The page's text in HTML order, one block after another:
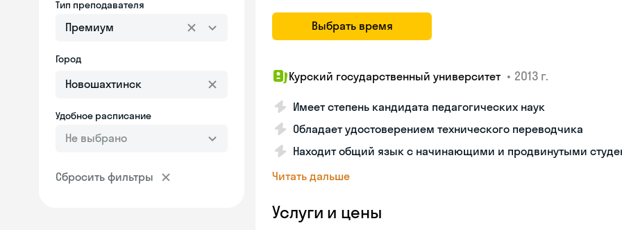
Тип преподавателя
Премиум
Город
Удобное расписание
Не выбрано
Сбросить фильтры
Выбрать время
Курский государственный университет • 2013 г.
Имеет степень кандидата педагогических наук
Обладает удостоверением технического переводчика
Находит общий язык с начинающими и продвинутыми
Читать дальше
Услуги и цены